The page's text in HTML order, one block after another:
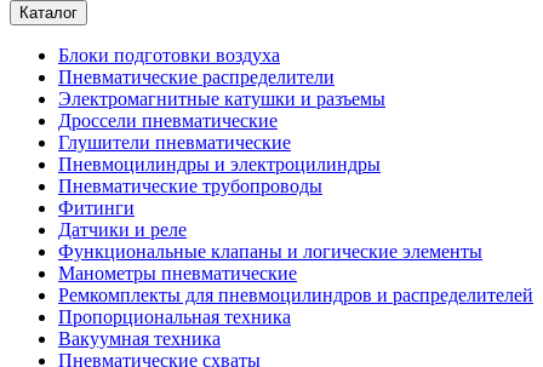
Каталог
Блоки подготовки воздуха
Пневматические распределители
Электромагнитные катушки и разъемы
Дроссели пневматические
Глушители пневматические
Пневмоцилиндры и электроцилиндры
Пневматические трубопроводы
Фитинги
Датчики и реле
Функциональные клапаны и логические элементы
Манометры пневматические
Ремкомплекты для пневмоцилиндров и распределителей
Пропорциональная техника
Вакуумная техника
Пневматические схваты